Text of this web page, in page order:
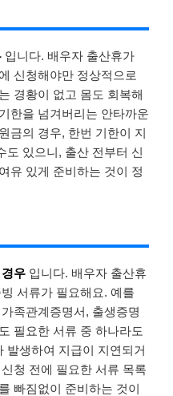
입니다. 배우자 출산휴가
신청해야만 정상적으로
경황이 없고 몸도 회복해
한을 넘겨버리는 안타까운
금의 경우, 한번 기한이 지
도 있으니, 출산 전부터 신
유 있게 준비하는 것이 정
우 입니다. 배우자 출산휴
서류가 필요해요. 예를
족관계증명서, 출생증명
필요한 서류 중 하나라도
발생하여 지급이 지연되거
청 전에 필요한 서류 목록
빠짐없이 준비하는 것이